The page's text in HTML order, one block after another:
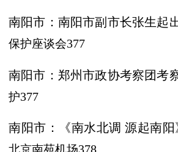
南阳市：南阳市副市长张生起
保护座谈会377
南阳市：郑州市政协考察团考
护377
南阳市：《南水北调 源起南阳